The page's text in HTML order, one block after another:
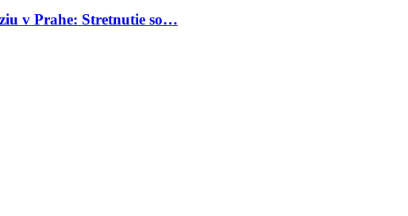
v Prahe: Stretnutie so…